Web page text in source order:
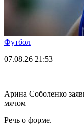
Футбол
07.08.26 21:53
Арина Соболенко
мячом
Речь о форме.